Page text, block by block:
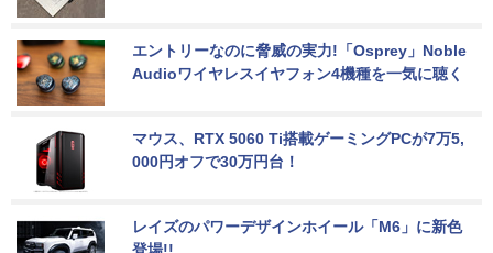
エントリーなのに脅威の実力!「Osprey」Noble
Audioワイヤレスイヤフォン4機種を一気に聴く
マウス、RTX 5060 Ti搭載ゲーミングPCが7万5,
000円オフで30万円台！
レイズのパワーデザインホイール「M6」に新色